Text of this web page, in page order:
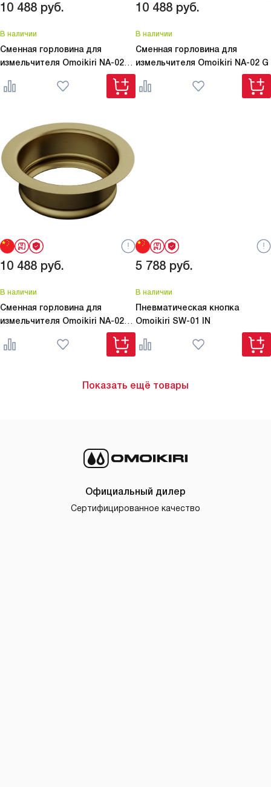
10 488 руб.
В наличии
Сменная горловина для
измельчителя Omoikiri NA-02
10 488 руб.
В наличии
Сменная горловина для
измельчителя Omoikiri NA-02 G
10 488 руб.
В наличии
Сменная горловина для
измельчителя Omoikiri NA-02
5 788 руб.
В наличии
Пневматическая кнопка
Omoikiri SW-01 IN
Показать ещё товары
Официальный дилер
Сертифицированное качество